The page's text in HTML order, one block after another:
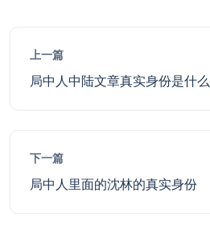
上一篇
局中人中陆文章真实身份是什么
下一篇
局中人里面的沈林的真实身份